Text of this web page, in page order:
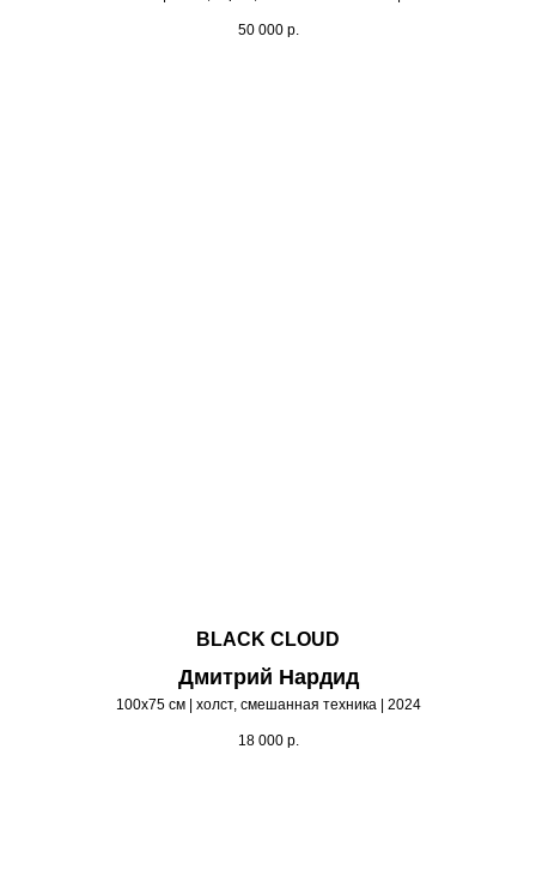
50 000 р.
BLACK CLOUD
Дмитрий Нардид
100х75 см | холст, смешанная техника | 2024
18 000 р.